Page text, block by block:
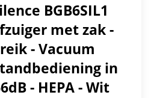
BGB6SIL1
met zak -
- Vacuum
in
- HEPA - Wit